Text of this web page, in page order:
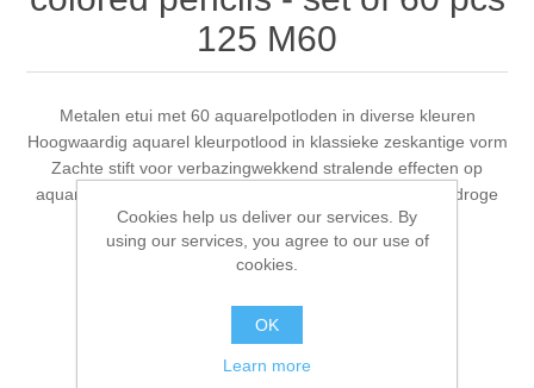
125 M60
Metalen etui met 60 aquarelpotloden in diverse kleuren
Hoogwaardig aquarel kleurpotlood in klassieke zeskantige vorm
Zachte stift voor verbazingwekkend stralende effecten op
aquarelpapier met water en penseel Ook geschikt voor droge
technieken in felle kleuren
Availability: 2 in stock
SKU: 320220/0060
Cookies help us deliver our services. By
using our services, you agree to our use of
cookies.
OK
Learn more